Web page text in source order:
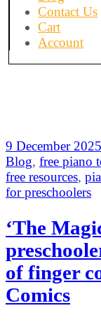
Contact Us
Cart
Account
9 December 2025
Blog, free piano
free resources,
for preschoolers
‘The
of finger
Comics